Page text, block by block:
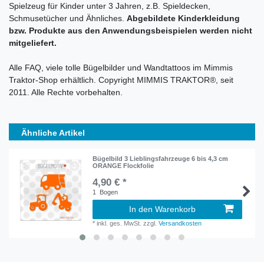
Spielzeug für Kinder unter 3 Jahren, z.B. Spieldecken,
Schmusetücher und Ähnliches. Abgebildete Kinderkleidung
bzw. Produkte aus den Anwendungsbeispielen werden nicht
mitgeliefert.
Alle FAQ, viele tolle Bügelbilder und Wandtattoos im Mimmis
Traktor-Shop erhältlich. Copyright MIMMIS TRAKTOR®, seit
2011. Alle Rechte vorbehalten.
Ähnliche Artikel
Bügelbild 3 Lieblingsfahrzeuge 6 bis 4,3 cm
ORANGE Flockfolie
4,90 € *
1 Bogen
In den Warenkorb
*inkl. ges. MwSt. zzgl.Versandkosten